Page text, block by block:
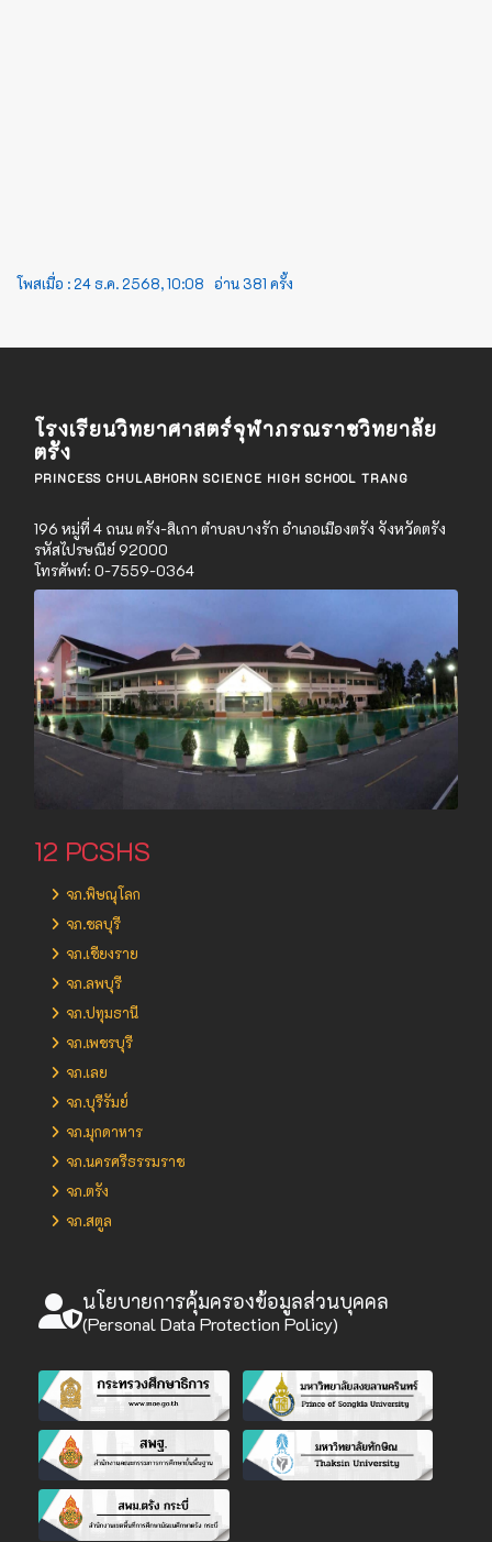
โพสเมื่อ : 24 ธ.ค. 2568, 10:08 อ่าน 381 ครั้ง
โรงเรียนวิทยาศาสตร์จุฬาภรณราชวิทยาลัย
ตรัง
PRINCESS CHULABHORN SCIENCE HIGH SCHOOL TRANG
196 หมู่ที่ 4 ถนน ตรัง-สิเกา ตำบลบางรัก อำเภอเมืองตรัง จังหวัดตรัง
รหัสไปรษณีย์ 92000
โทรศัพท์: 0-7559-0364
12 PCSHS
จภ.พิษณุโลก
จภ.ชลบุรี
จภ.เชียงราย
จภ.ลพบุรี
จภ.ปทุมธานี
จภ.เพชรบุรี
จภ.เลย
จภ.บุรีรัมย์
จภ.มุกดาหาร
จภ.นครศรีธรรมราช
จภ.ตรัง
จภ.สตูล
นโยบายการคุ้มครองข้อมูลส่วนบุคคล
(Personal Data Protection Policy)